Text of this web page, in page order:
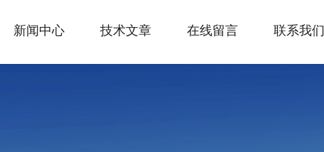
新闻中心 技术文章 在线留言 联系我们